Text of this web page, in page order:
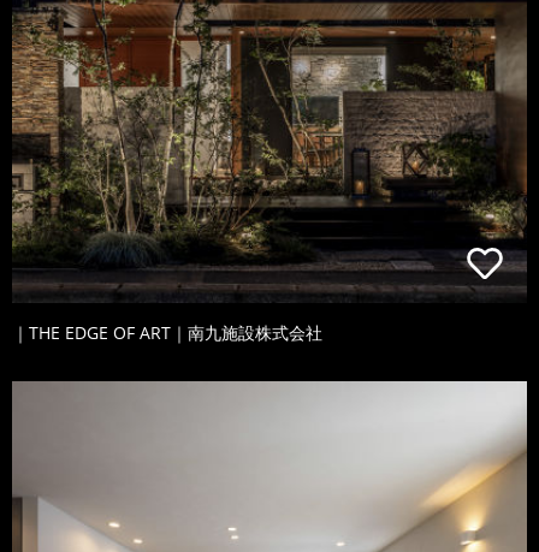
｜THE EDGE OF ART｜南九施設株式会社